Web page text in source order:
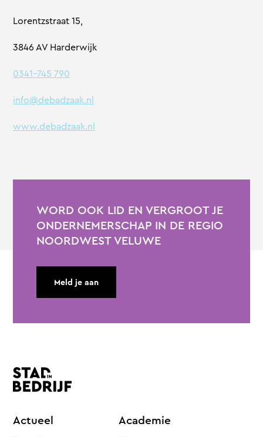
Lorentzstraat 15,
3846 AV Harderwijk
0341-745 790
info@debadzaak.nl
www.debadzaak.nl
WORD OOK LID EN VERGROOT JE
ONDERNEMERSCHAP IN DE REGIO
NOORDWEST VELUWE
Meld je aan
Actueel
Academie